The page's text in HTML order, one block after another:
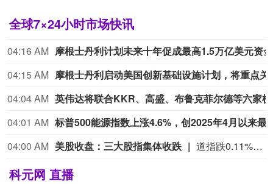
全球7×24小时市场快讯
04:16 AM
04:15 AM
04:04 AM
04:01 AM
04:00 AM 美股收盘：三大股指集体收跌 道指跌0.11%，标普500指数跌0.06%，纳指跌0.32%。Coherent Corp跌14.23%，Lumentum Holdings Inc. Common Stock When Issued跌8.56%，Ciena科技跌5.98%，Verisk Analytics跌5.55%，Arm Holdings Plc跌5.23%。“七姐妹”方面：亚马逊涨1.30%，微软涨1.23%，特斯拉涨0.70%，谷歌涨0.69%，Meta Platforms涨0.48%，苹果跌1.56%，英伟达跌2.87%。
科元网 直播
速
资